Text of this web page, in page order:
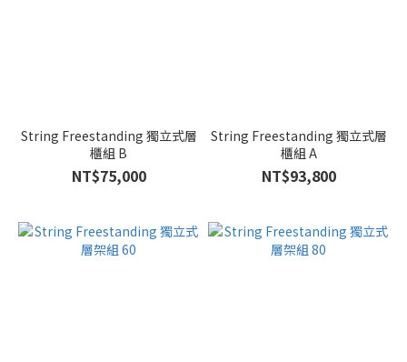
String Freestanding 獨立式層
櫃組 B
NT$75,000
String Freestanding 獨立式層
櫃組 A
NT$93,800